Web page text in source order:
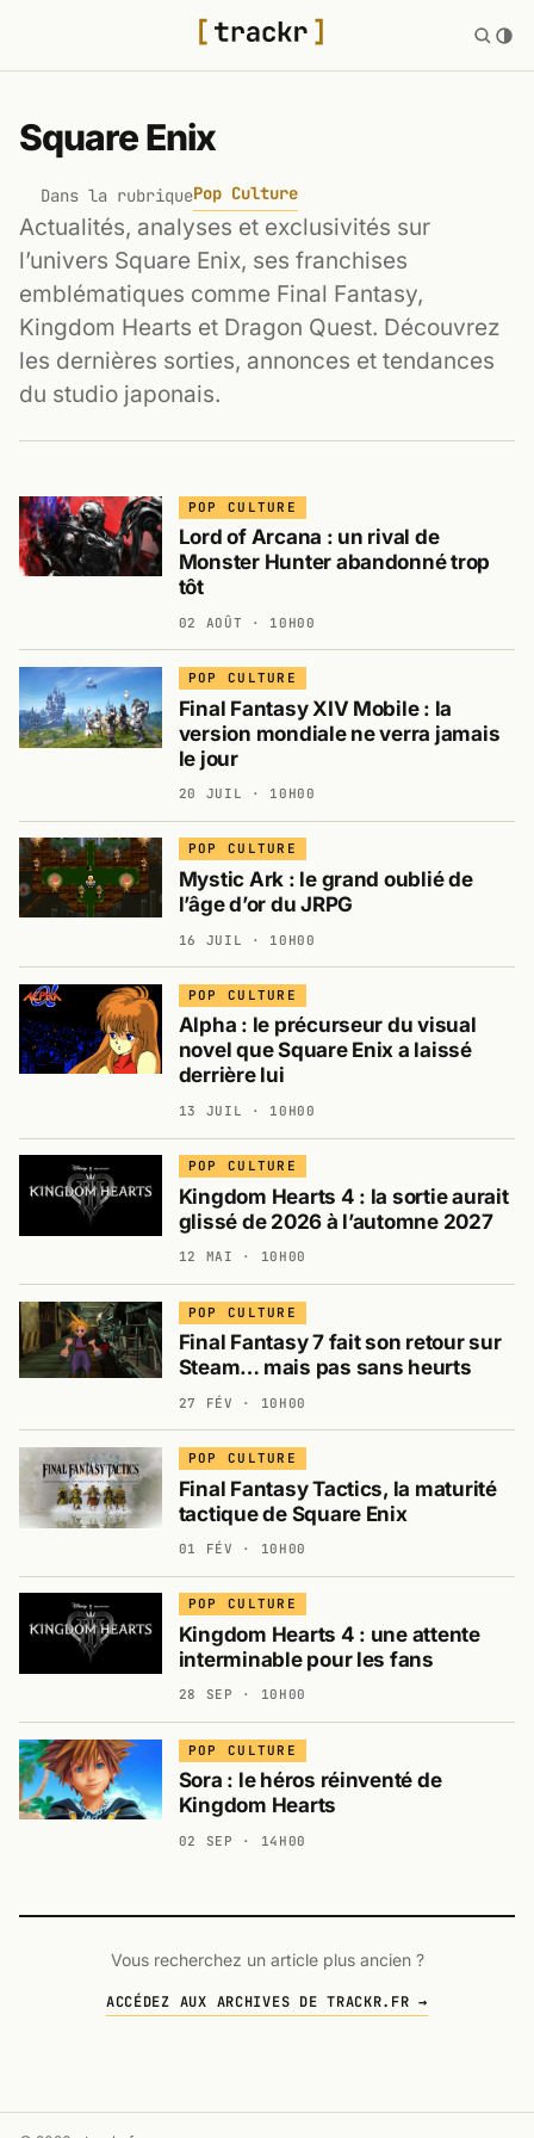
Square Enix
Dans la rubriquePop Culture
Actualités, analyses et exclusivités sur
l’univers Square Enix, ses franchises
emblématiques comme Final Fantasy,
Kingdom Hearts et Dragon Quest. Découvrez
les dernières sorties, annonces et tendances
du studio japonais.
POP CULTURE
Lord of Arcana : un rival de
Monster Hunter abandonné trop
tôt
02 AOÛT · 10H00
POP CULTURE
Final Fantasy XIV Mobile : la
version mondiale ne verra jamais
le jour
20 JUIL · 10H00
POP CULTURE
Mystic Ark : le grand oublié de
l’âge d’or du JRPG
16 JUIL · 10H00
POP CULTURE
Alpha : le précurseur du visual
novel que Square Enix a laissé
derrière lui
13 JUIL · 10H00
POP CULTURE
Kingdom Hearts 4 : la sortie aurait
glissé de 2026 à l’automne 2027
12 MAI · 10H00
POP CULTURE
Final Fantasy 7 fait son retour sur
Steam… mais pas sans heurts
27 FÉV · 10H00
POP CULTURE
Final Fantasy Tactics, la maturité
tactique de Square Enix
01 FÉV · 10H00
POP CULTURE
Kingdom Hearts 4 : une attente
interminable pour les fans
28 SEP · 10H00
POP CULTURE
Sora : le héros réinventé de
Kingdom Hearts
02 SEP · 14H00
Vous recherchez un article plus ancien ?
ACCÉDEZ AUX ARCHIVES DE TRACKR.FR →